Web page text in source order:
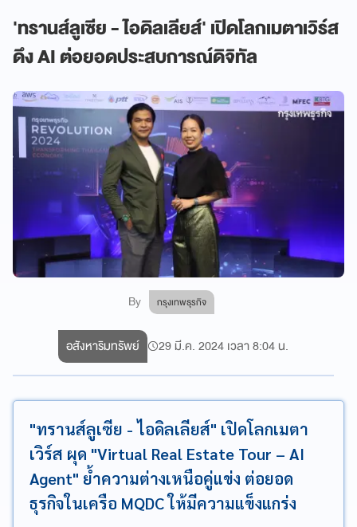
'ทรานส์ลูเซีย - ไอดิลเลียส์' เปิดโลกเมตาเวิร์ส
ดึง AI ต่อยอดประสบการณ์ดิจิทัล
By กรุงเทพธุรกิจ
อสังหาริมทรัพย์ 29 มี.ค. 2024 เวลา 8:04 น.
"ทรานส์ลูเซีย - ไอดิลเลียส์" เปิดโลกเมตา
เวิร์ส ผุด "Virtual Real Estate Tour – AI
Agent" ย้ำความต่างเหนือคู่แข่ง ต่อยอด
ธุรกิจในเครือ MQDC ให้มีความแข็งแกร่ง